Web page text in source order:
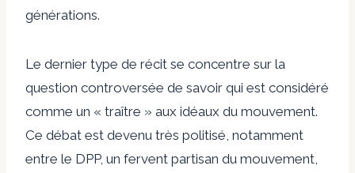
générations.
Le dernier type de récit se concentre sur la
question controversée de savoir qui est considéré
comme un « traître » aux idéaux du mouvement.
Ce débat est devenu très politisé, notamment
entre le DPP, un fervent partisan du mouvement,